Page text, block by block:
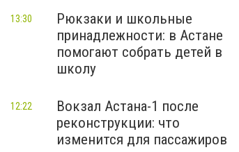
Рюкзаки и школьные
принадлежности: в Астане
помогают собрать детей в
школу
13:30
Вокзал Астана-1 после
реконструкции: что
изменится для пассажиров
12:22